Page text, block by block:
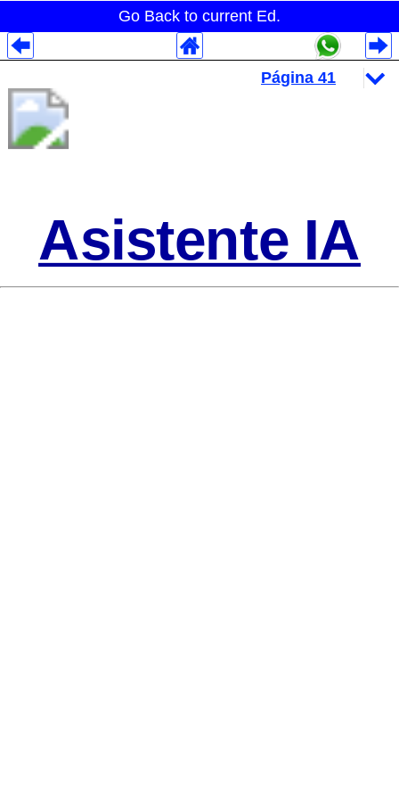
Go Back to current Ed.
Asistente IA
Despliegues Analytics
Despliegues Totales
Despliegues por Rubros